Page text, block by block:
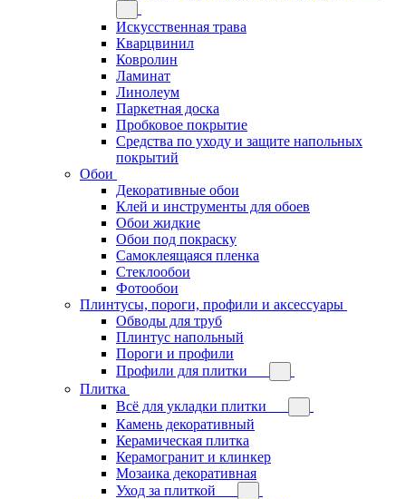
Искусственная трава
Кварцвинил
Ковролин
Ламинат
Линолеум
Паркетная доска
Пробковое покрытие
Средства по уходу и защите напольных
покрытий
Обои
Декоративные обои
Клей и инструменты для обоев
Обои жидкие
Обои под покраску
Самоклеящаяся пленка
Стеклообои
Фотообои
Плинтусы, пороги, профили и аксессуары
Обводы для труб
Плинтус напольный
Пороги и профили
Профили для плитки
Плитка
Всё для укладки плитки
Камень декоративный
Керамическая плитка
Керамогранит и клинкер
Мозаика декоративная
Уход за плиткой